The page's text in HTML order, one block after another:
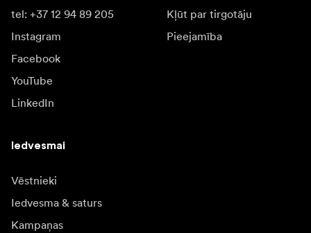
tel: +37 12 94 89 205
Instagram
Facebook
YouTube
LinkedIn
Kļūt par tirgotāju
Pieejamība
Iedvesmai
Vēstnieki
Iedvesma & saturs
Kampaņas